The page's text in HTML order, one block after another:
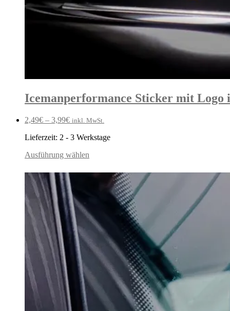
Icemanperformance Sticker mit Logo
2,49€ – 3,99€ inkl. MwSt.
Lieferzeit: 2 - 3 Werkstage
Ausführung wählen